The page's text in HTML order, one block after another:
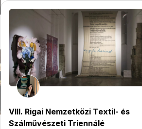
VIII. Rigai Nemzetközi Textil- és
Szálművészeti Triennálé